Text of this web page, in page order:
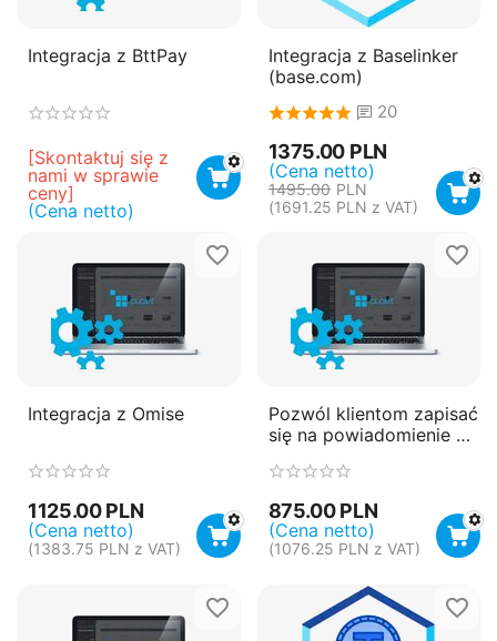
Integracja z BttPay
[Skontaktuj się z
nami w sprawie
ceny]
(Cena netto)
Integracja z Baselinker
(base.com)
20
1495.00 PLN
1375.00 PLN
(Cena netto)
(1691.25 PLN z VAT)
Integracja z Omise
1125.00 PLN
(Cena netto)
(1383.75 PLN z VAT)
Pozwól klientom zapisać
się na powiadomienie o
zamówienia
875.00 PLN
(Cena netto)
(1076.25 PLN z VAT)